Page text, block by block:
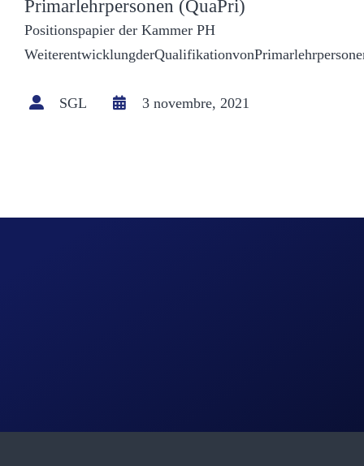
Primarlehrpersonen (QuaPri)
Positionspapier der Kammer PH
SGL 3 novembre, 2021